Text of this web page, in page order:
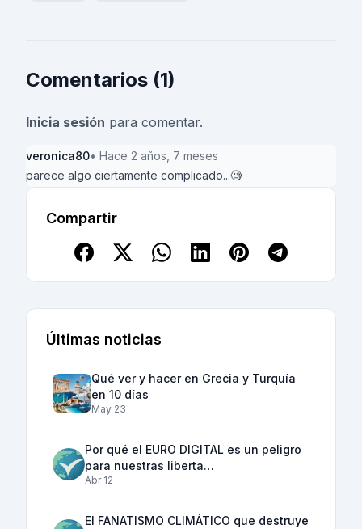
Comentarios (1)
Inicia sesión para comentar.
veronica80• Hace 2 años, 7 meses
parece algo ciertamente complicado...🧐
Compartir
Últimas noticias
Qué ver y hacer en Grecia y Turquía
en 10 días
May 23
Por qué el EURO DIGITAL es un peligro
para nuestras liberta…
Abr 12
El FANATISMO CLIMÁTICO que destruye